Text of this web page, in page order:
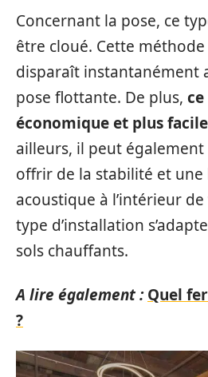
Concernant la pose, ce
être cloué. Cette méthode
disparaît instantanément
pose flottante. De plus,
économique et plus
ailleurs, il peut
offrir de la stabilité et
acoustique à l’intérieur
type d’installation
sols chauffants.
A lire également : Quel
?